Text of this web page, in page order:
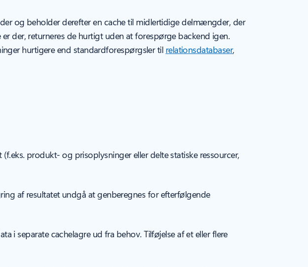
og beholder derefter en cache til midlertidige delmængder, der
der, returneres de hurtigt uden at forespørge backend igen.
hurtigere end standardforespørgsler til relationsdatabaser,
produkt- og prisoplysninger eller delte statiske ressourcer,
af resultatet undgå at genberegnes for efterfølgende
i separate cachelagre ud fra behov. Tilføjelse af et eller flere